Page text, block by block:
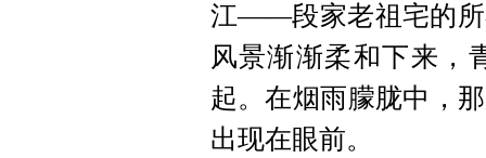
江——段家老祖宅的所
风景渐渐柔和下来，
起。在烟雨朦胧中，
出现在眼前。